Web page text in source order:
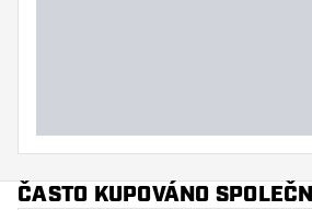
ČASTO KUPOVÁNO